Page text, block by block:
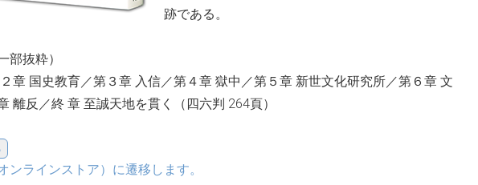
跡である。
部抜粋）
章 国史教育／第３章 入信／第４章 獄中／第５章 新世文化研究所／第６章 文
離反／終 章 至誠天地を貫く（四六判 264頁）
ラインストア）に遷移します。